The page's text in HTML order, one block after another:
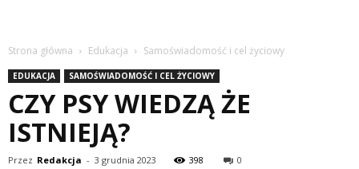
Strona główna Edukacja Samoświadomość i cel życiowy
EDUKACJA SAMOŚWIADOMOŚĆ I CEL ŻYCIOWY
CZY PSY WIEDZĄ ŻE
ISTNIEJĄ?
Przez Redakcja - 3 grudnia 2023 398 0